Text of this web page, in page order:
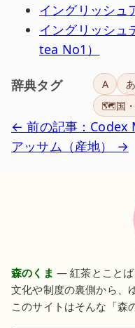
イングリッシ
イングリッシュ
tea No1）
辞典タグ A あ
🗺️国・
← 前の記事：Codex
アッサム（産地） →
森のくま — 紅茶とことば
文化や制度の裏側から、
このサイトはそんな「森